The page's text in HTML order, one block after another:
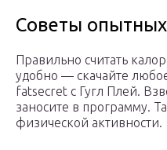
Советы
Правильно считать
удобно — скачайте
fatsecret с Гугл Плей.
заносите в программу.
физической активности.